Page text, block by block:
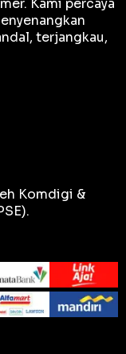
Kami percaya
terjangkau,
Komdigi &